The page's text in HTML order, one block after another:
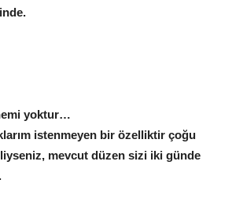
yoktur…
istenmeyen bir özelliktir çoğu
mevcut düzen sizi iki günde